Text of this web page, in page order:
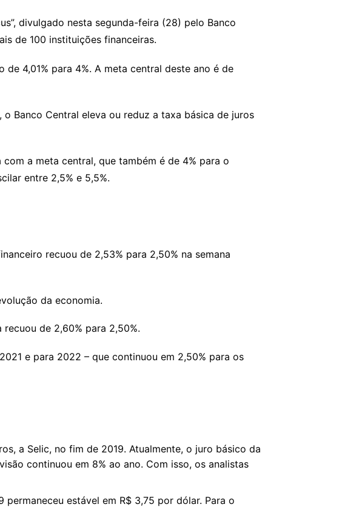
divulgado nesta segunda-feira (28) pelo Banco
de 100 instituições financeiras.
4,01% para 4%. A meta central deste ano é de
Banco Central eleva ou reduz a taxa básica de juros
a meta central, que também é de 4% para o
entre 2,5% e 5,5%.
recuou de 2,53% para 2,50% na semana
da economia.
de 2,60% para 2,50%.
e para 2022 – que continuou em 2,50% para os
a Selic, no fim de 2019. Atualmente, o juro básico da
continuou em 8% ao ano. Com isso, os analistas
estável em R$ 3,75 por dólar. Para o